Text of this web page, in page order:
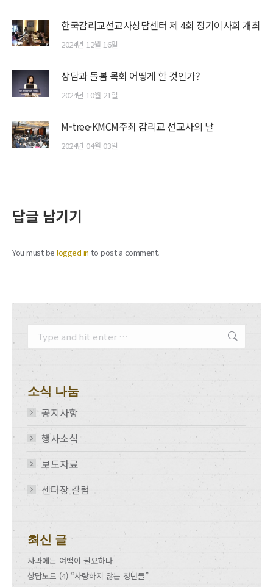
한국감리교선교사상담센터 제 4회 정기이사회 개최
2024년 12월 16일
상담과 돌봄 목회 어떻게 할 것인가?
2024년 10월 21일
M-tree·KMCM주최 감리교 선교사의 날
2024년 04월 03일
답글 남기기
You must belogged in to post a comment.
소식 나눔
공지사항
행사소식
보도자료
센터장 칼럼
최신 글
사과에는 여백이 필요하다
상담노트 (4) “사랑하지 않는 청년들”